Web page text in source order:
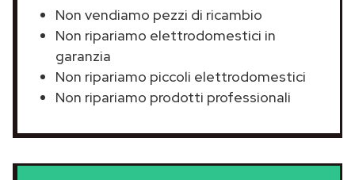
Non vendiamo pezzi di ricambio
Non ripariamo elettrodomestici in
garanzia
Non ripariamo piccoli elettrodomestici
Non ripariamo prodotti professionali